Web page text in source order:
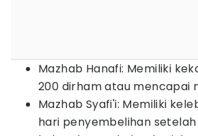
Mazhab Hanafi: Memiliki
200 dirham atau mencapai
Mazhab Syafi'i: Memiliki
hari penyembelihan